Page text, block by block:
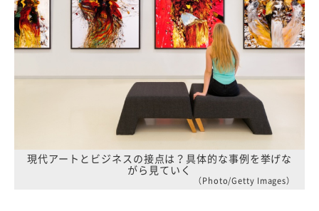
現代アートとビジネスの接点は？具体的な事例を挙げな
がら見ていく
（Photo/Getty Images）